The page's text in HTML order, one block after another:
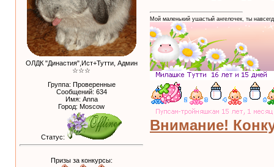
ОЛДК "Династия",Ист+Тутти, Админ
☆☆☆
Группа: Проверенные
Сообщений: 634
Имя: Anna
Город: Moscow
Статус:
Призы за конкурсы:
Мой маленький ушастый ангелочек, ты
Внимание!